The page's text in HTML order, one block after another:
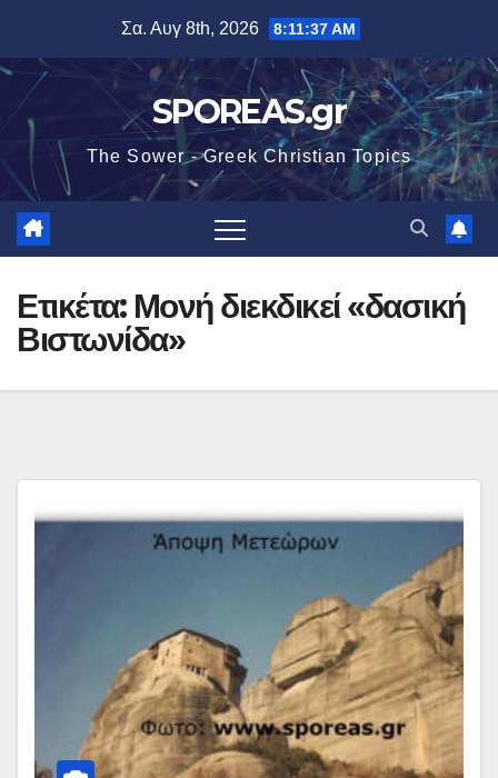
περιεχόμενο
Σα. Αυγ 8th, 2026 8:11:38 AM
SPOREAS.gr
The Sower - Greek Christian Topics
Ετικέτα: Μονή διεκδικεί «δασική
Βιστωνίδα»